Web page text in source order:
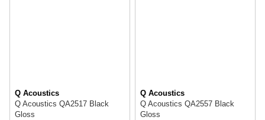
Q Acoustics
Q Acoustics QA2517 Black
Gloss
Q Acoustics
Q Acoustics QA2557 Black
Gloss